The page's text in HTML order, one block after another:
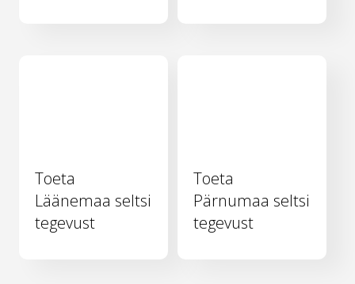
Toeta
Läänemaa seltsi
tegevust
Toeta
Pärnumaa seltsi
tegevust